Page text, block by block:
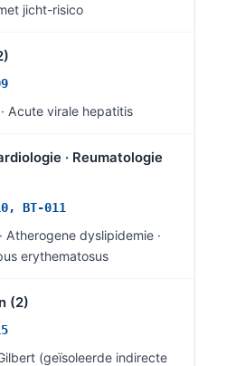
jicht-risico
Acute virale hepatitis
· Reumatologie
BT-011
Atherogene dyslipidemie ·
erythematosus
(2)
(geïsoleerde indirecte